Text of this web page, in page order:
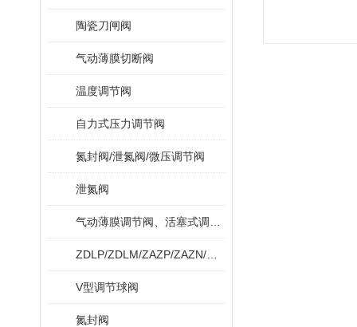
陶瓷刀闸阀
气动薄膜切断阀
温度调节阀
自力式压力调节阀
氮封阀/泄氮阀/微压调节阀
泄氮阀
V型调节球阀
氮封阀